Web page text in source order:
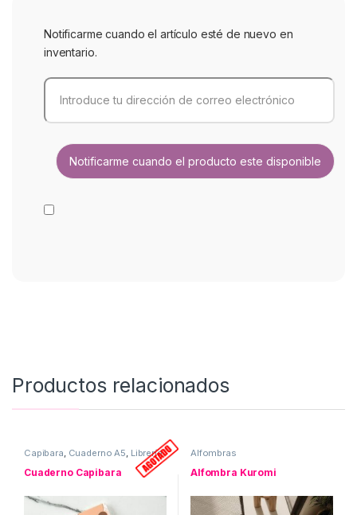
Notificarme cuando el artículo esté de nuevo en
inventario.
Productos relacionados
Capibara Cuaderno A5 Librería
Cuaderno Capibara
Alfombras
Alfombra Kuromi